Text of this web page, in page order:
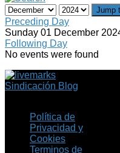
Jump
Preceding Day
Sunday 01 December
Following Day
No events were found
Sindicación Blog
Política de
Privacidad y
Cookies
Terminos de